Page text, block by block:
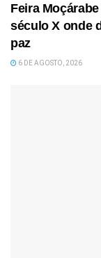
Feira
século X onde
paz
6 DE AGOSTO, 2026